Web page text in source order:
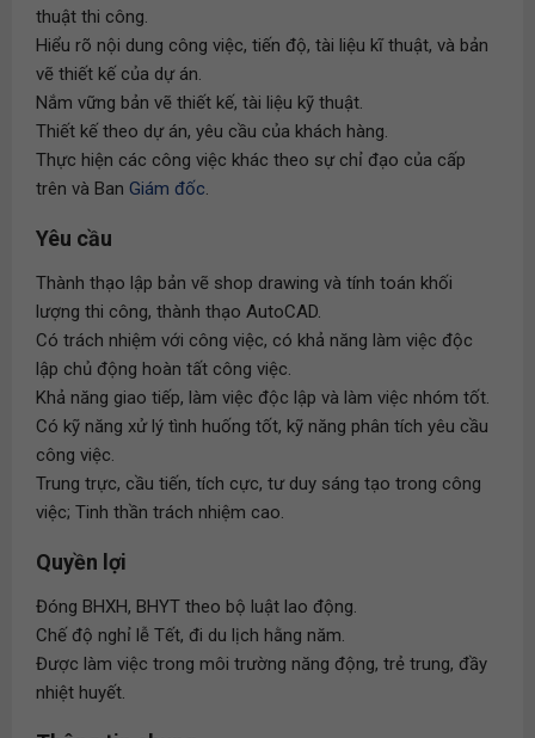
thuật thi công.
Hiểu rõ nội dung công việc, tiến độ, tài liệu kĩ thuật, và bản
vẽ thiết kế của dự án.
Nắm vững bản vẽ thiết kế, tài liệu kỹ thuật.
Thiết kế theo dự án, yêu cầu của khách hàng.
Thực hiện các công việc khác theo sự chỉ đạo của cấp
trên và Ban Giám đốc.
Yêu cầu
Thành thạo lập bản vẽ shop drawing và tính toán khối
lượng thi công, thành thạo AutoCAD.
Có trách nhiệm với công việc, có khả năng làm việc độc
lập chủ động hoàn tất công việc.
Khả năng giao tiếp, làm việc độc lập và làm việc nhóm tốt.
Có kỹ năng xử lý tình huống tốt, kỹ năng phân tích yêu cầu
công việc.
Trung trực, cầu tiến, tích cực, tư duy sáng tạo trong công
việc; Tinh thần trách nhiệm cao.
Quyền lợi
Đóng BHXH, BHYT theo bộ luật lao động.
Chế độ nghỉ lễ Tết, đi du lịch hằng năm.
Được làm việc trong môi trường năng động, trẻ trung, đầy
nhiệt huyết.